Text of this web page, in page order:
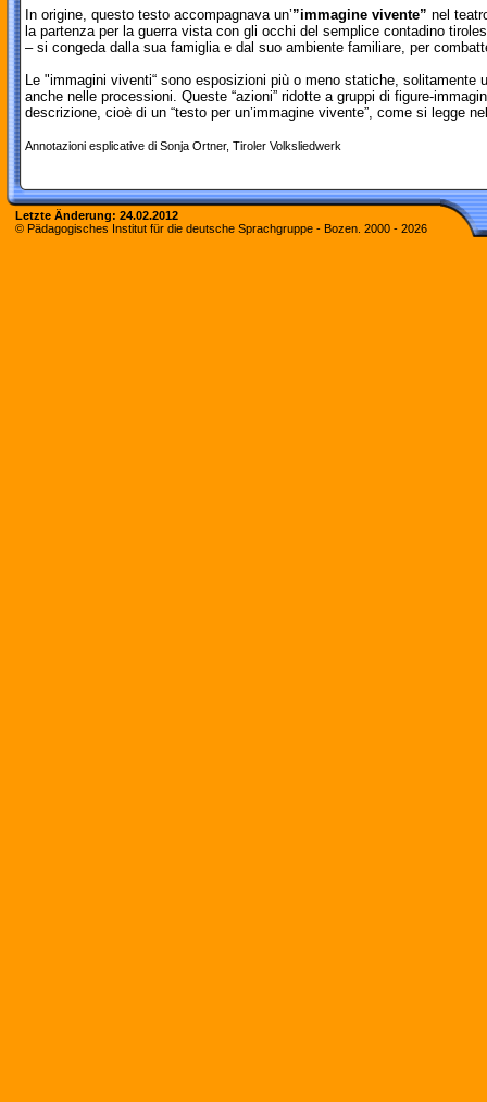
In origine, questo testo accompagnava un’”immagine vivente” nel
la partenza per la guerra vista con gli occhi del semplice contadino
– si congeda dalla sua famiglia e dal suo ambiente familiare, per
Le "immagini viventi“ sono esposizioni più o meno statiche, solitamente
anche nelle processioni. Queste “azioni” ridotte a gruppi di figure-
descrizione, cioè di un “testo per un’immagine vivente”, come si legge
Annotazioni esplicative di Sonja Ortner, Tiroler Volksliedwerk
Letzte Änderung: 24.02.2012
© Pädagogisches Institut für die deutsche Sprachgruppe - Bozen. 2000 - 2026